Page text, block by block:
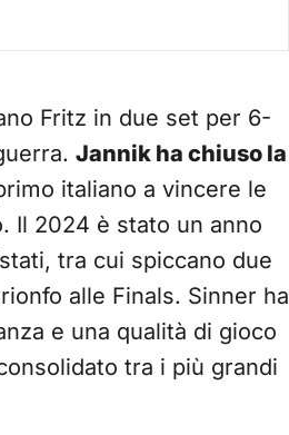
Fritz in due set per 6-
Jannik ha chiuso la
italiano a vincere le
Il 2024 è stato un anno
tra cui spiccano due
alle Finals. Sinner ha
e una qualità di gioco
tra i più grandi